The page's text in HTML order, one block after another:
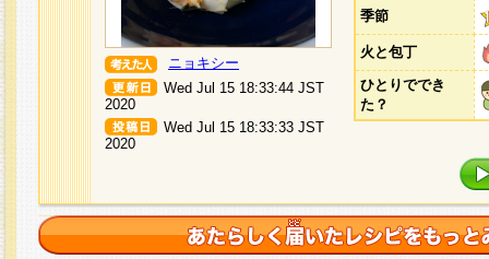
ニョキシー
Wed Jul 15 18:33:44 JST
2020
Wed Jul 15 18:33:33 JST
2020
季節
火と包丁
ひとりででき
た？